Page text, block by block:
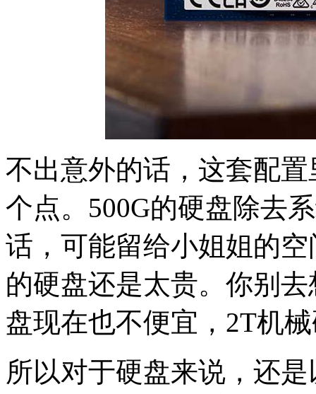
不出意外的话，这套配
个点。500G的硬盘除去
话，可能留给小姐姐的
的硬盘还是太贵。你别
盘现在也不便宜，2T机
所以对于硬盘来说，还